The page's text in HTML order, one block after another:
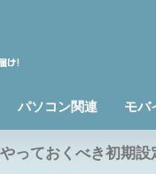
パソコン関連 モバ
っておくべき初期設